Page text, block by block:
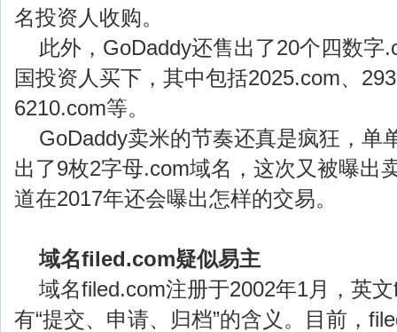
名投资人收购。
此外，GoDaddy还售出了20个四数字
国投资人买下，其中包括2025.com、
6210.com等。
GoDaddy卖米的节奏还真是疯狂，单
出了9枚2字母.com域名，这次又被曝出
道在2017年还会曝出怎样的交易。
域名filed.com疑似易主
域名filed.com注册于2002年1月，英
有“提交、申请、归档”的含义。目前，